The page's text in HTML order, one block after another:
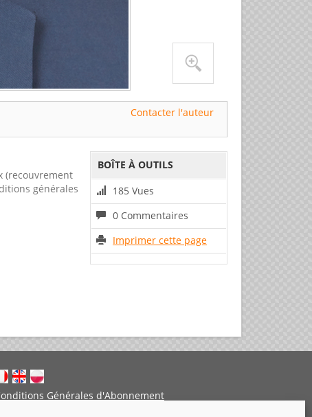
Contacter l'auteur
BOÎTE À OUTILS
185 Vues
0 Commentaires
Imprimer cette page
(recouvrement
générales
Générales d'Abonnement